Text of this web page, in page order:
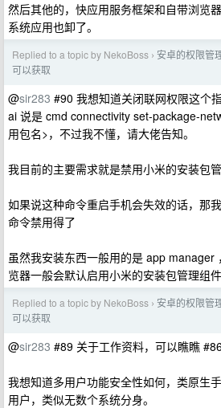
然后其他的，快应用服务框架和自带浏览
系统应用也卸了。
Replied to a topic by NekoBoss › 安卓的权限管
可以获取
@sir283 #90 我想知道关闭联网权限这个
ai 说是 cmd connectivity set-package-
用包名>，不过我不懂，请大佬告知。
我目前的主要需求就是禁用小米的安装包
如果说这种命令重启手机会失效的话，那
命令禁用得了
虽然我安装东西一般用的是 app manager
览器一般会默认启用小米的安装包管理组件
Replied to a topic by NekoBoss › 安卓的权限管
可以获取
@sir283 #89 关于工作资料，可以瞧瞧
我想知道多用户功能安全性如何，类原生
用户，类似无数个系统分身。